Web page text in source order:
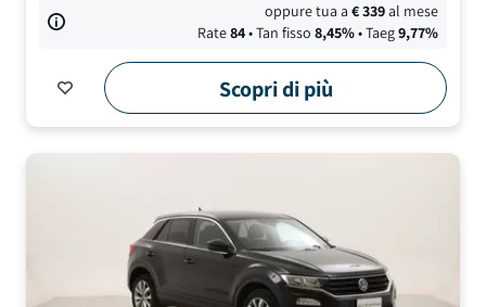
oppure tua a€339al mese
Rate84• Tan fisso 8,45%• Taeg9,77%
Scopri di più